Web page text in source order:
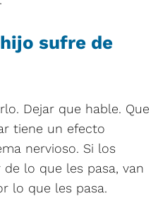
sufre de
Dejar que hable. Que
tiene un efecto
nervioso. Si los
lo que les pasa, van
lo que les pasa.